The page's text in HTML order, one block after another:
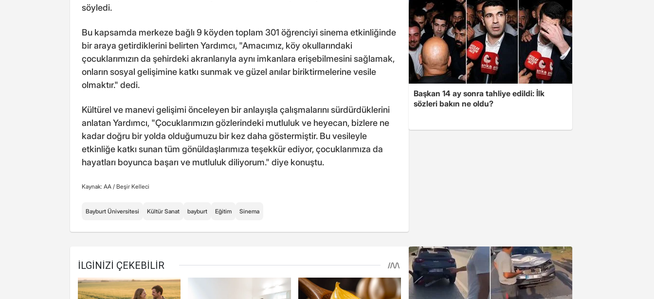
söyledi.
Bu kapsamda merkeze bağlı 9 köyden toplam 301 öğrenciyi sinema etkinliğinde
bir araya getirdiklerini belirten Yardımcı, "Amacımız, köy okullarındaki
çocuklarımızın da şehirdeki akranlarıyla aynı imkanlara erişebilmesini sağlamak,
onların sosyal gelişimine katkı sunmak ve güzel anılar biriktirmelerine vesile
olmaktır." dedi.
Kültürel ve manevi gelişimi önceleyen bir anlayışla çalışmalarını sürdürdüklerini
anlatan Yardımcı, "Çocuklarımızın gözlerindeki mutluluk ve heyecan, bizlere ne
kadar doğru bir yolda olduğumuzu bir kez daha göstermiştir. Bu vesileyle
etkinliğe katkı sunan tüm gönüldaşlarımıza teşekkür ediyor, çocuklarımıza da
hayatları boyunca başarı ve mutluluk diliyorum." diye konuştu.
Kaynak: AA / Beşir Kelleci
Bayburt Üniversitesi Kültür Sanat bayburt Eğitim Sinema
Başkan 14 ay sonra tahliye edildi: İlk
sözleri bakın ne oldu?